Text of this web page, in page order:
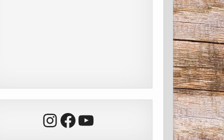
Instagram
Facebook
YouTube